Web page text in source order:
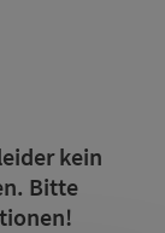
kein
Bitte